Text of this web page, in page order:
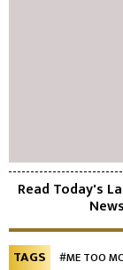
Read Today's
TAGS #ME TOO